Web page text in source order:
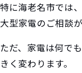
特に海老名市では
大型家電のご相談
ただ、家電は何で
きく変わります。